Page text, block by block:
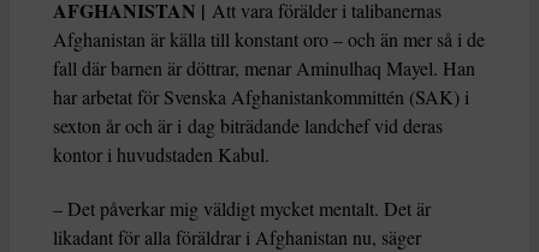
AFGHANISTAN | Att vara förälder i talibanernas
Afghanistan är källa till konstant oro – och än mer så i de
fall där barnen är döttrar, menar Aminulhaq Mayel. Han
har arbetat för Svenska Afghanistankommittén (SAK) i
sexton år och är i dag biträdande landchef vid deras
kontor i huvudstaden Kabul.
– Det påverkar mig väldigt mycket mentalt. Det är
likadant för alla föräldrar i Afghanistan nu, säger